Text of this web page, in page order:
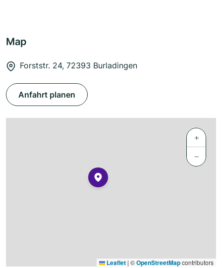
Map
Forststr. 24, 72393 Burladingen
Anfahrt planen
+
−
Leaflet | ©OpenStreetMapcontributors